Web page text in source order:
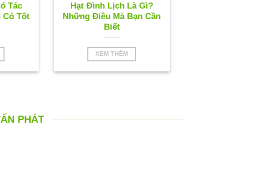
Tác
Có Tốt
Hạt Đình Lịch Là Gì?
Những Điều Mà Bạn Cần
Biết
XEM THÊM
PHÁT